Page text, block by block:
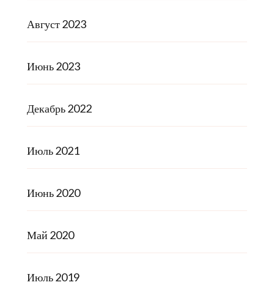
Август 2023
Июнь 2023
Декабрь 2022
Июль 2021
Июнь 2020
Май 2020
Июль 2019